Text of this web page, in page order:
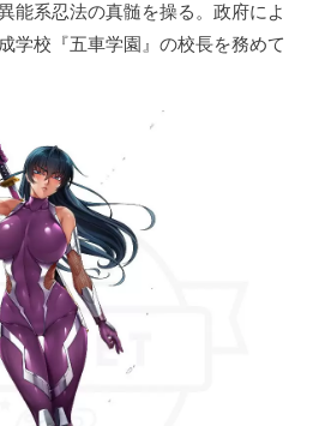
能系忍法の真髄を操る。政府によ
学校『五車学園』の校長を務めて